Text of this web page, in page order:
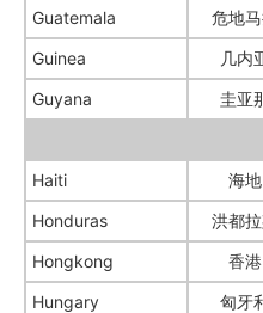
Guatemala 危地
Guinea
几内
Guyana
圭亚
Haiti 海地
Honduras
洪都
Hongkong
香港
Hungary
匈牙